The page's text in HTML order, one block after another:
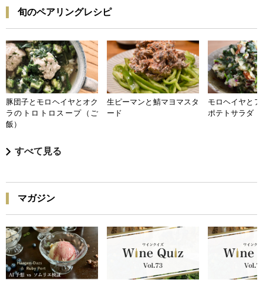
旬のペアリングレシピ
豚団子とモロヘイヤとオク
ラのトロトロスープ（ご
飯）
生ピーマンと鯖マヨマスタ
ード
モロヘイヤと
ポテトサラダ
すべて見る
マガジン